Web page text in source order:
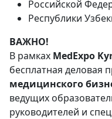
Российской
Республики
ВАЖНО!
В рамках MedExpo
бесплатная деловая
медицинского
ведущих
руководителей и